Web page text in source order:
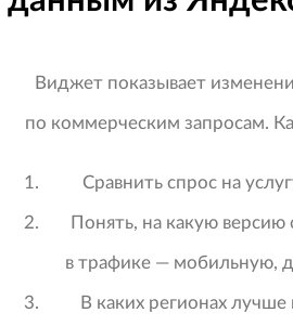
Виджет показывает
по коммерческим запросам.
Сравнить спрос на
Понять, на какую версию
в трафике — мобильную,
В каких регионах лучше